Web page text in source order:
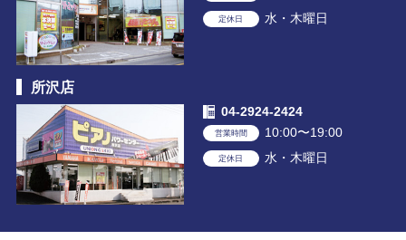
定休日 水・木曜日
所沢店
04-2924-2424
営業時間 10:00〜19:00
定休日 水・木曜日